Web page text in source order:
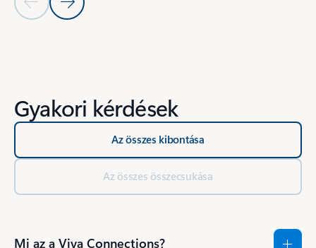
Gyakori kérdések
Az összes kibontása
Az összes összecsukása
Mi az a Viva Connections?